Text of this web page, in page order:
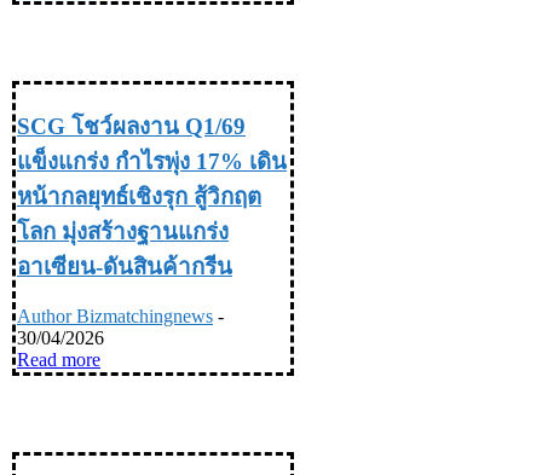
SCG โชว์ผลงาน Q1/69
แข็งแกร่ง กำไรพุ่ง 17% เดิน
หน้ากลยุทธ์เชิงรุก สู้วิกฤต
โลก มุ่งสร้างฐานแกร่ง
อาเซียน-ดันสินค้ากรีน
Author Bizmatchingnews -
30/04/2026
Read more